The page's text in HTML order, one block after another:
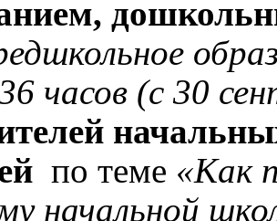
часов (с 30
по теме «Как
начальной